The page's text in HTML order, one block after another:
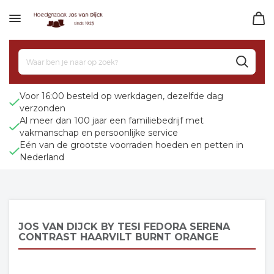
Voor 16:00 besteld op werkdagen, dezelfde dag
verzonden
Al meer dan 100 jaar een familiebedrijf met
vakmanschap en persoonlijke service
Eén van de grootste voorraden hoeden en petten in
Nederland
JOS VAN DIJCK BY TESI FEDORA SERENA
CONTRAST HAARVILT BURNT ORANGE